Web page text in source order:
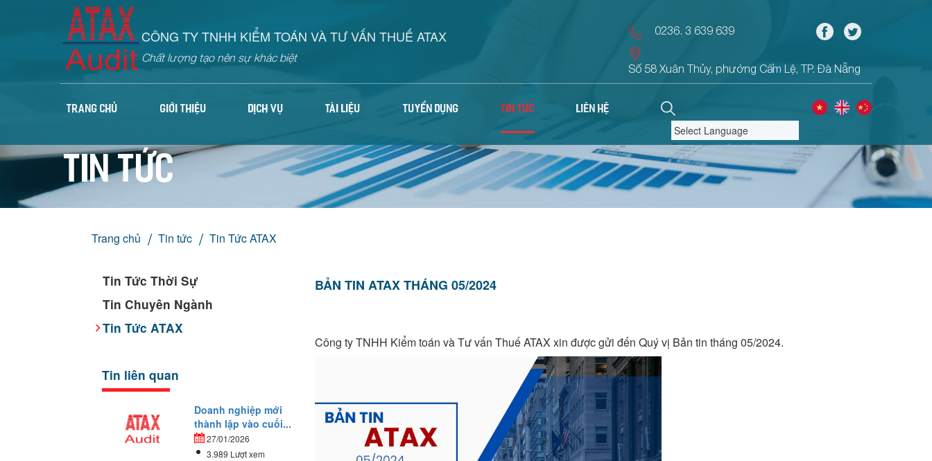
CÔNG TY TNHH KIỂM TOÁN VÀ TƯ VẤN THUẾ ATAX
Chất lượng tạo nên sự khác biệt
0236. 3 639 639
Số 58 Xuân Thủy, phường Cẩm Lệ, TP. Đà Nẵng
TRANG CHỦ GIỚI THIỆU DỊCH VỤ TÀI LIỆU TUYỂN DỤNG TIN TỨC LIÊN HỆ
Powered by Translate
Tin tức
Trang chủ Tin tức Tin Tức ATAX
Tin Tức Thời Sự
Tin Chuyên Ngành
Tin Tức ATAX
Tin liên quan
Doanh nghiệp mới
thành lập vào cuối...
27/01/2026
3.989 Lượt xem
BẢN TIN ATAX THÁNG 05/2024
Công ty TNHH Kiểm toán và Tư vấn Thuế ATAX xin được gửi đến Quý vị Bản tin tháng 05/2024.